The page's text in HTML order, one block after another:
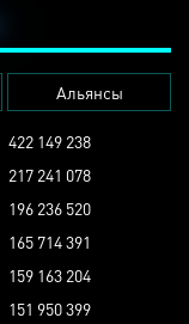
Альянсы
422 149 238
217 241 078
196 236 520
165 714 391
159 163 204
151 950 399